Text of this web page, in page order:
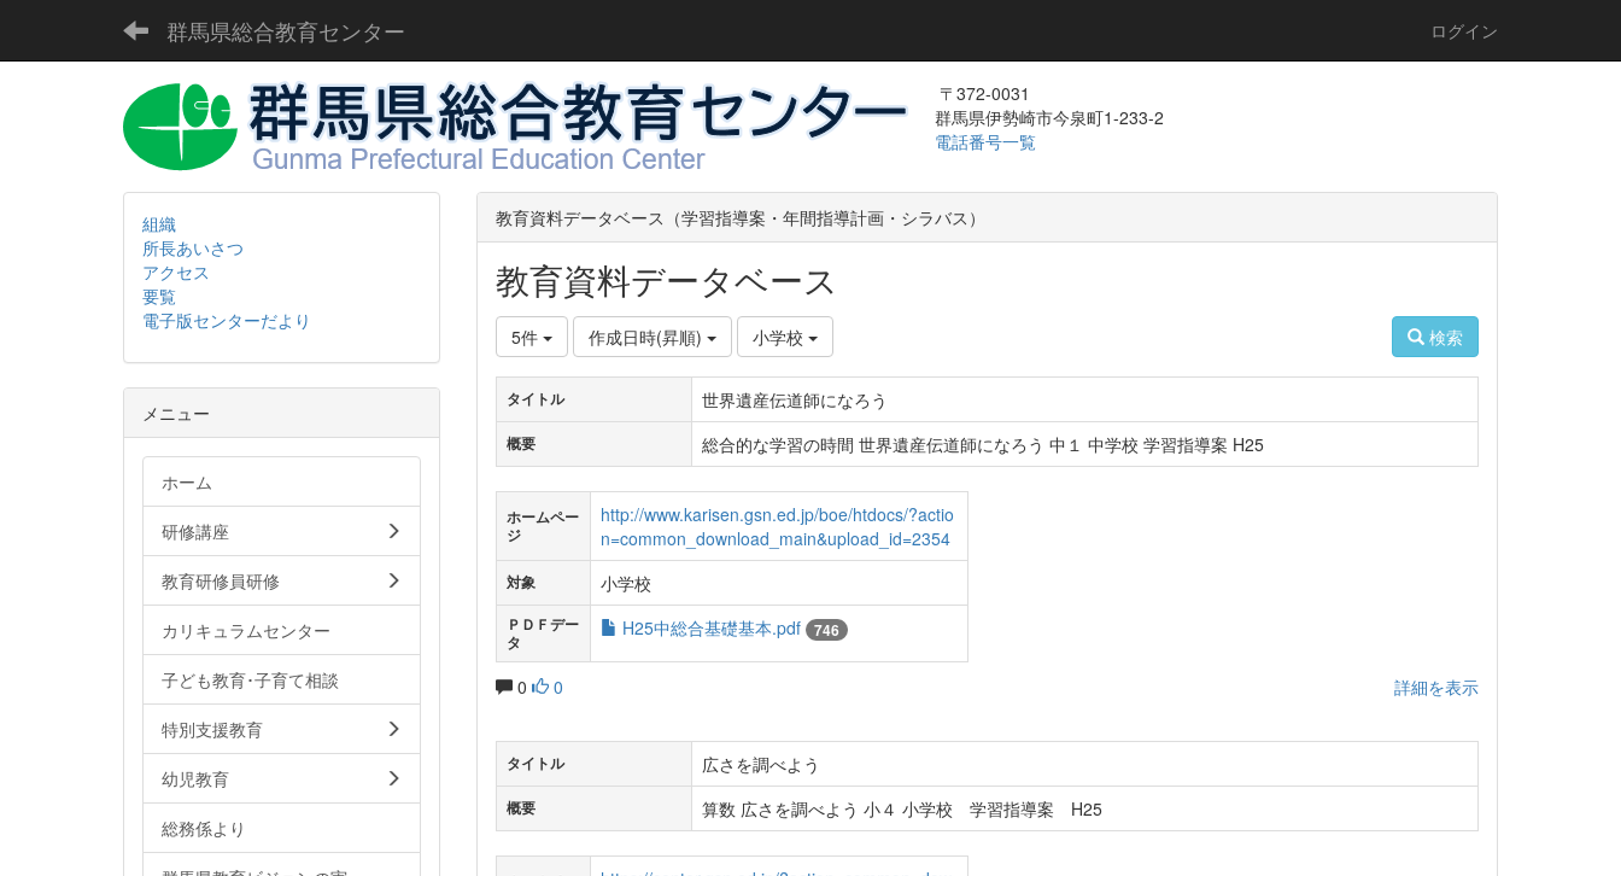
群馬県総合教育センター ログイン
〒372-0031
群馬県伊勢崎市今泉町1-233-2
電話番号一覧
教育資料データベース（学習指導案・年間指導計画・シラバス）
教育資料データベース
5件 作成日時(昇順) 小学校 検索
タイトル 世界遺産伝道師になろう
概要 総合的な学習の時間 世界遺産伝道師になろう 中１ 中学校 学習指導案 H25
ホームペー
ジ
http://www.karisen.gsn.ed.jp/boe/htdocs/?actio
n=common_download_main&upload_id=2354
対象 小学校
ＰＤＦデー
タ
H25中総合基礎基本.pdf 746
0 0 詳細を表示
タイトル 広さを調べよう
概要 算数 広さを調べよう 小４ 小学校 学習指導案 H25
組織
所長あいさつ
アクセス
要覧
電子版センターだより
メニュー
ホーム
研修講座
教育研修員研修
カリキュラムセンター
子ども教育･子育て相談
特別支援教育
幼児教育
総務係より